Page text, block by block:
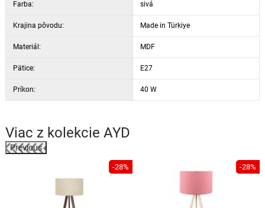
Farba: sivá
Krajina pôvodu: Made in Türkiye
Materiál: MDF
Pätice: E27
Príkon: 40 W
Viac z kolekcie AYD
Previous
-28% -28%